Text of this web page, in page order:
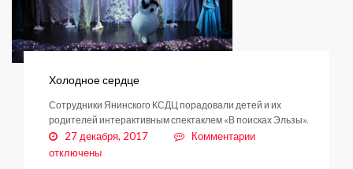
Холодное сердце
Сотрудники Янинского КСДЦ порадовали детей и их
родителей интерактивным спектаклем «В поисках Эльзы».
27 декабря, 2017 Комментариик
отключены